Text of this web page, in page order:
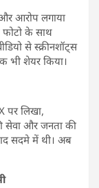
आरोप लगाया
फोटो के साथ
से स्क्रीनशॉट्स
भी शेयर किया।
पर लिखा,
सेवा और जनता की
सदमे में थी। अब